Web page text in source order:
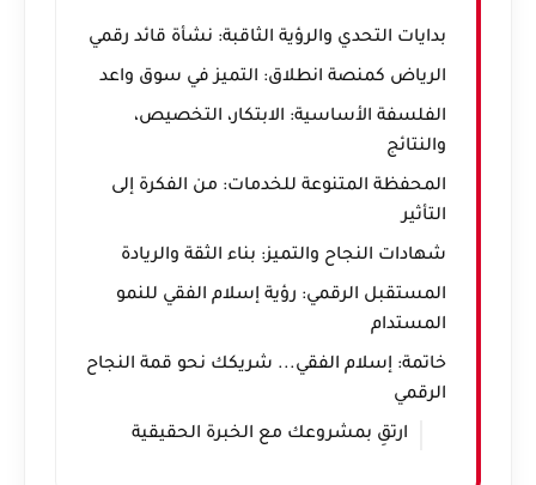
بدايات التحدي والرؤية الثاقبة: نشأة قائد رقمي
الرياض كمنصة انطلاق: التميز في سوق واعد
الفلسفة الأساسية: الابتكار، التخصيص،
والنتائج
المحفظة المتنوعة للخدمات: من الفكرة إلى
التأثير
شهادات النجاح والتميز: بناء الثقة والريادة
المستقبل الرقمي: رؤية إسلام الفقي للنمو
المستدام
خاتمة: إسلام الفقي... شريكك نحو قمة النجاح
الرقمي
ارتقِ بمشروعك مع الخبرة الحقيقية